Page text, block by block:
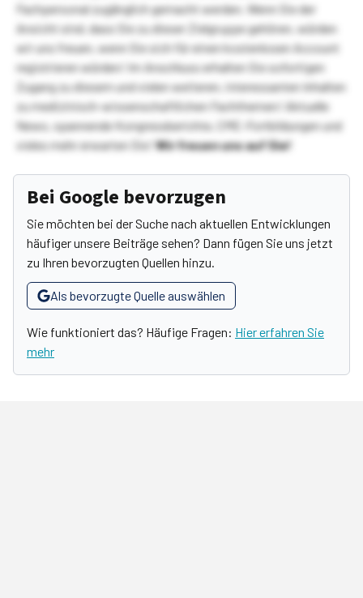
Fachpersonal zugänglich gemacht werden. Wenn Sie der
Ansicht sind, dass Sie zu dieser Zielgruppe gehören, würden
wir uns freuen, wenn Sie sich für einen kostenlosen Account
registrieren würden! Im Anschluss erhalten Sie sofortigen
Zugang zu diesem und vielen weiteren, interessanten Inhalten
zu medizinisch-wissenschaftlichen Fachthemen! Aktuelle
News, spannende Kongressberichte, CME-Fortbildungen und
vieles mehr erwarten Sie!Wir freuen uns auf Sie!
Bei Google bevorzugen
Sie möchten bei der Suche nach aktuellen Entwicklungen
häufiger unsere Beiträge sehen? Dann fügen Sie uns jetzt
zu Ihren bevorzugten Quellen hinzu.
Als bevorzugte Quelle auswählen
Wie funktioniert das? Häufige Fragen: Hier erfahren Sie
mehr